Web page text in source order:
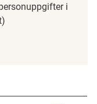
i